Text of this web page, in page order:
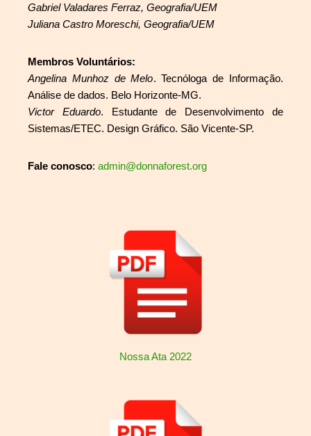
Gabriel Valadares Ferraz, Geografia/UEM
Juliana Castro Moreschi, Geografia/UEM
Membros Voluntários:
Angelina Munhoz de Melo. Tecnóloga de Informação.
Análise de dados. Belo Horizonte-MG.
Victor Eduardo. Estudante de Desenvolvimento de
Sistemas/ETEC. Design Gráfico. São Vicente-SP.
Fale conosco: admin@donnaforest.org
Nossa Ata 2022